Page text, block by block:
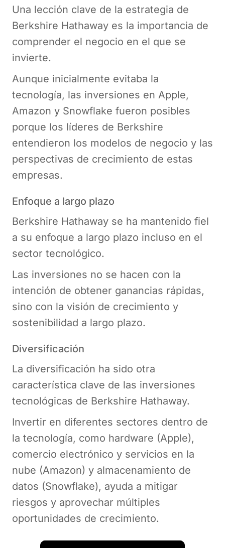
Una lección clave de la estrategia de
Berkshire Hathaway es la importancia de
comprender el negocio en el que se
invierte.
Aunque inicialmente evitaba la
tecnología, las inversiones en Apple,
Amazon y Snowflake fueron posibles
porque los líderes de Berkshire
entendieron los modelos de negocio y las
perspectivas de crecimiento de estas
empresas.
Enfoque a largo plazo
Berkshire Hathaway se ha mantenido fiel
a su enfoque a largo plazo incluso en el
sector tecnológico.
Las inversiones no se hacen con la
intención de obtener ganancias rápidas,
sino con la visión de crecimiento y
sostenibilidad a largo plazo.
Diversificación
La diversificación ha sido otra
característica clave de las inversiones
tecnológicas de Berkshire Hathaway.
Invertir en diferentes sectores dentro de
la tecnología, como hardware (Apple),
comercio electrónico y servicios en la
nube (Amazon) y almacenamiento de
datos (Snowflake), ayuda a mitigar
riesgos y aprovechar múltiples
oportunidades de crecimiento.